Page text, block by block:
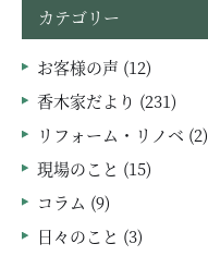
カテゴリー
お客様の声 (12)
香木家だより (231)
リフォーム・リノベ (2)
現場のこと (15)
コラム (9)
日々のこと (3)